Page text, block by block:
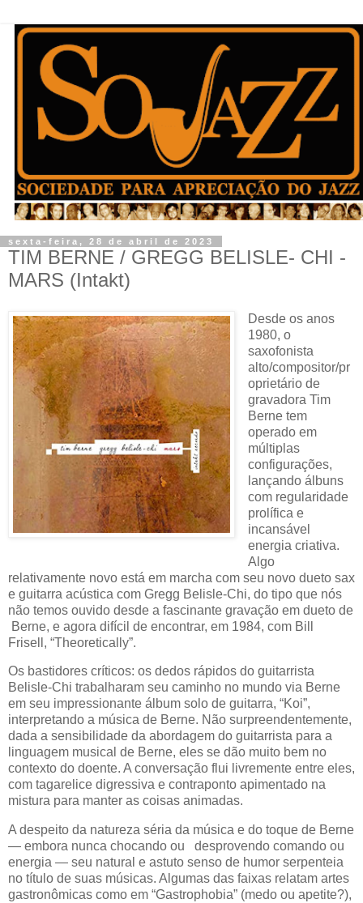
sexta-feira, 28 de abril de 2023
TIM BERNE / GREGG BELISLE- CHI -
MARS (Intakt)
Desde os anos
1980, o
saxofonista
alto/compositor/pr
oprietário de
gravadora Tim
Berne tem
operado em
múltiplas
configurações,
lançando álbuns
com regularidade
prolífica e
incansável
energia criativa.
Algo
relativamente novo está em marcha com seu novo dueto sax
e guitarra acústica com Gregg Belisle-Chi, do tipo que nós
não temos ouvido desde a fascinante gravação em dueto de
Berne, e agora difícil de encontrar, em 1984, com Bill
Frisell, “Theoretically”.
Os bastidores críticos: os dedos rápidos do guitarrista
Belisle-Chi trabalharam seu caminho no mundo via Berne
em seu impressionante álbum solo de guitarra, “Koi”,
interpretando a música de Berne. Não surpreendentemente,
dada a sensibilidade da abordagem do guitarrista para a
linguagem musical de Berne, eles se dão muito bem no
contexto do doente. A conversação flui livremente entre eles,
com tagarelice digressiva e contraponto apimentado na
mistura para manter as coisas animadas.
A despeito da natureza séria da música e do toque de Berne
— embora nunca chocando ou desprovendo comando ou
energia — seu natural e astuto senso de humor serpenteia
no título de suas músicas. Algumas das faixas relatam artes
gastronômicas como em “Gastrophobia” (medo ou apetite?),